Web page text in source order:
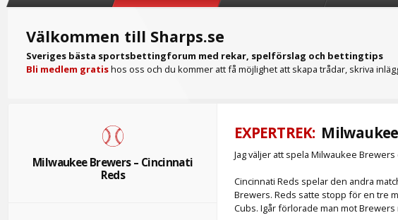
Välkommen till Sharps.se
Sveriges bästa sportsbettingforum med rekar, spelförslag och bettingtips
Bli medlem gratishos oss och du kommer att få möjlighet att skapa trådar, skriva
EXPERTREK:
Jag väljer att spela Milwaukee
Cincinnati Reds spelar den andra
Brewers. Reds satte stopp för en tre
Cubs. Igår förlorade man mot Brewers
Milwaukee Brewers – Cincinnati
Reds